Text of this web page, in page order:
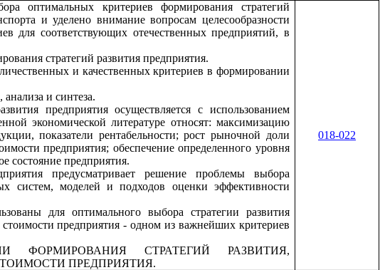
оптимальных критериев формирования стратегий
и уделено внимание вопросам целесообразности
для соответствующих отечественных предприятий, в
стратегий развития предприятия.
и качественных критериев в формировании
и синтеза.
предприятия осуществляется с использованием
экономической литературе относят: максимизацию
показатели рентабельности; рост рыночной доли
предприятия; обеспечение определенного уровня
состояние предприятия.
предусматривает решение проблемы выбора
систем, моделей и подходов оценки эффективности
для оптимального выбора стратегии развития
предприятия - одном из важнейших критериев
ФОРМИРОВАНИЯ СТРАТЕГИЙ РАЗВИТИЯ,
ПРЕДПРИЯТИЯ.
018-022